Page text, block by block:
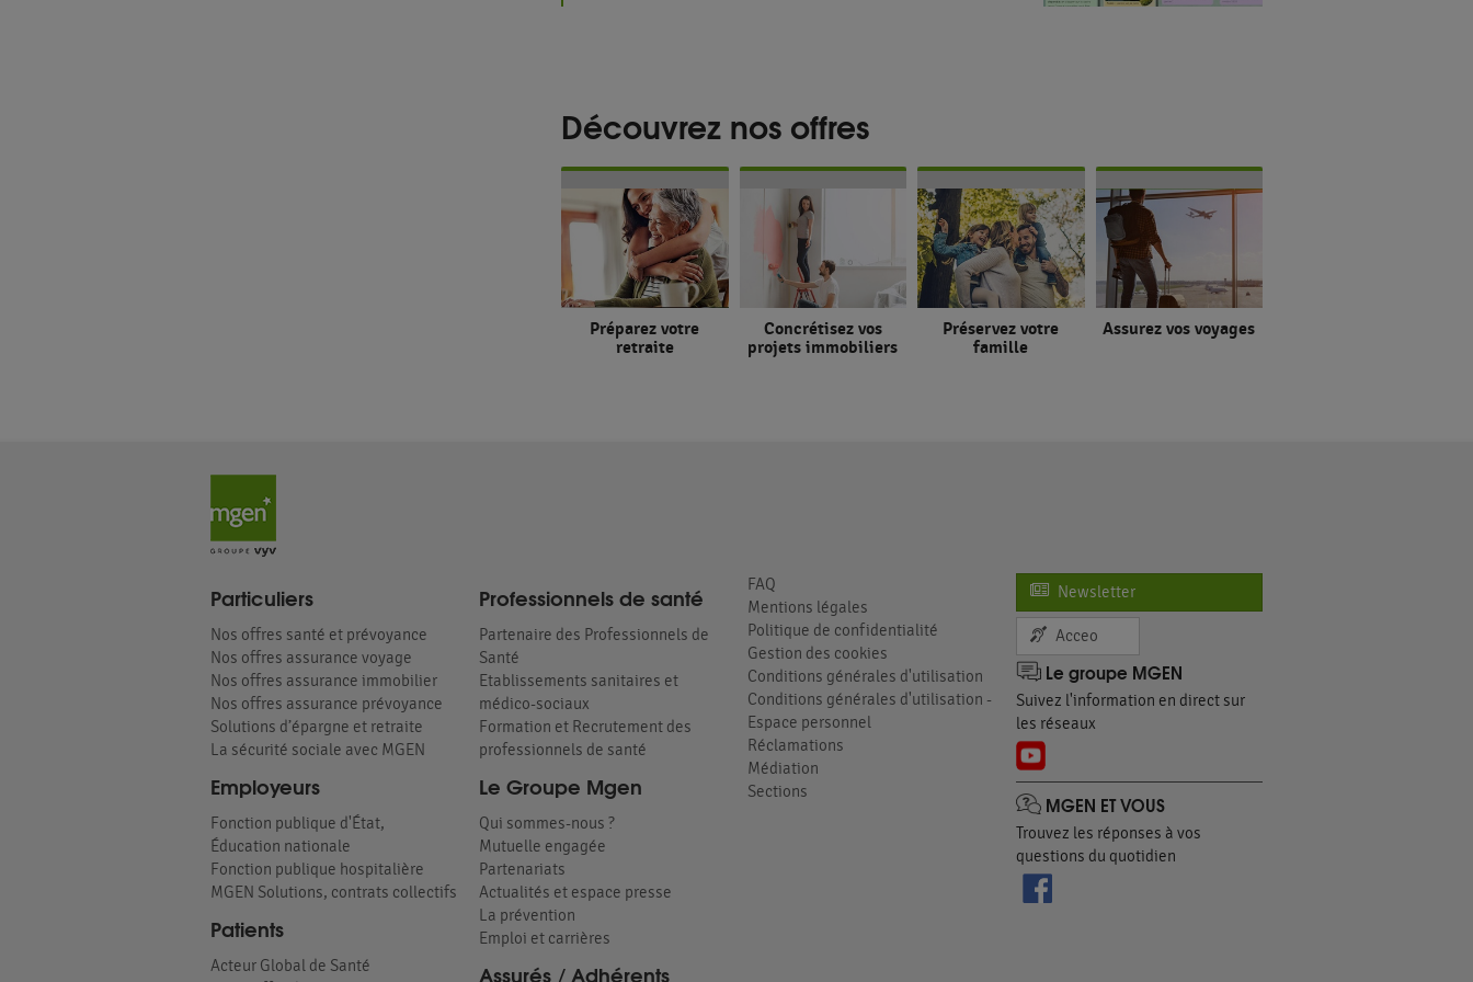
Découvrez nos offres
Préparez votre
retraite
Concrétisez vos
projets immobiliers
Préservez votre
famille
Assurez vos voyages
Particuliers
Nos offres santé et prévoyance
Nos offres assurance voyage
Nos offres assurance immobilier
Nos offres assurance prévoyance
Solutions d’épargne et retraite
La sécurité sociale avec MGEN
Employeurs
Fonction publique d'État,
Éducation nationale
Fonction publique hospitalière
MGEN Solutions, contrats collectifs
Patients
Acteur Global de Santé
Professionnels de santé
Partenaire des Professionnels de
Santé
Etablissements sanitaires et
médico-sociaux
Formation et Recrutement des
professionnels de santé
Le Groupe Mgen
Qui sommes-nous ?
Mutuelle engagée
Partenariats
Actualités et espace presse
La prévention
Emploi et carrières
Assurés / Adhérents
FAQ
Mentions légales
Politique de confidentialité
Gestion des cookies
Conditions générales d'utilisation
Conditions générales d'utilisation -
Espace personnel
Réclamations
Médiation
Sections
Newsletter
Acceo
Le groupe MGEN
Suivez l'information en direct sur
les réseaux
MGEN ET VOUS
Trouvez les réponses à vos
questions du quotidien